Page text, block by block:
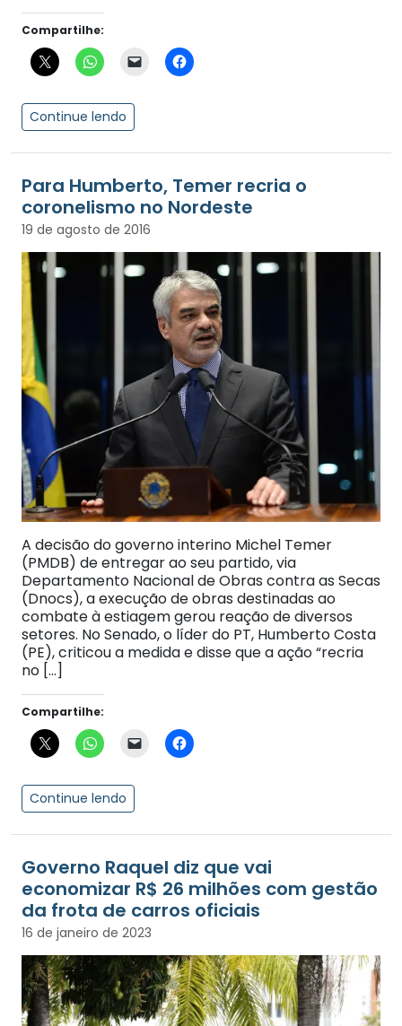
Compartilhe:
Continue lendo
Para Humberto, Temer recria o
coronelismo no Nordeste
19 de agosto de 2016
A decisão do governo interino Michel Temer
(PMDB) de entregar ao seu partido, via
Departamento Nacional de Obras contra as Secas
(Dnocs), a execução de obras destinadas ao
combate à estiagem gerou reação de diversos
setores. No Senado, o líder do PT, Humberto Costa
(PE), criticou a medida e disse que a ação “recria
no […]
Compartilhe:
Continue lendo
Governo Raquel diz que vai
economizar R$ 26 milhões com gestão
da frota de carros oficiais
16 de janeiro de 2023